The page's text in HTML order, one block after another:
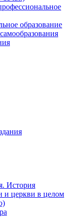
образование
История
и церкви в целом